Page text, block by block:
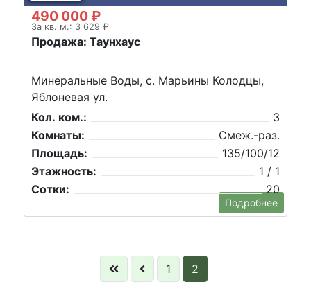
490 000 ₽
За кв. м.: 3 629 ₽
Продажа: Таунхаус
Минеральные Воды, с. Марьины Колодцы,
Яблоневая ул.
Кол. ком.:
3
Комнаты:
Смеж.-раз.
Площадь:
135/100/12
Этажность:
1 / 1
Сотки:
20
Подробнее
1 2